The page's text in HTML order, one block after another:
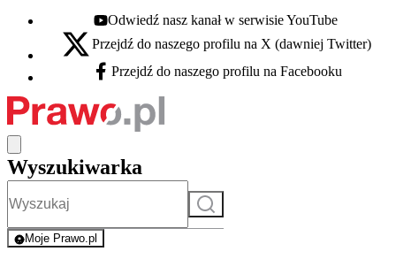
Youtube - otwiera się w nowej karcie
Odwiedź nasz kanał w serwisie YouTube
X - otwiera się w nowej karcie
Przejdź do naszego profilu na X (dawniej Twitter)
Facebook - otwiera się w nowej karcie
Przejdź do naszego profilu na Facebooku
Wyszukiwarka
Szukaj
Moje Prawo.pl
- rejestracja i logowanie do serwisu